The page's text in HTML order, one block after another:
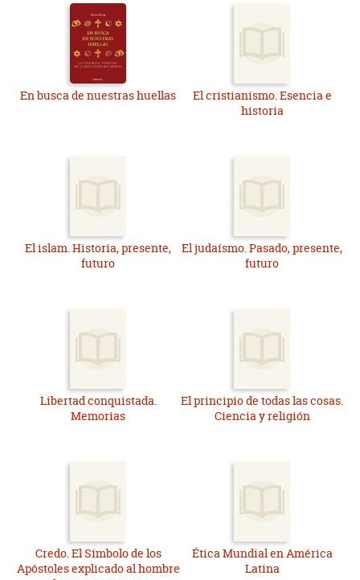
En busca de nuestras huellas
El cristianismo. Esencia e
historia
El islam. Historia, presente,
futuro
El judaísmo. Pasado, presente,
futuro
Libertad conquistada.
Memorias
El principio de todas las cosas.
Ciencia y religión
Credo. El Símbolo de los
Apóstoles explicado al hombre
Ética Mundial en América
Latina